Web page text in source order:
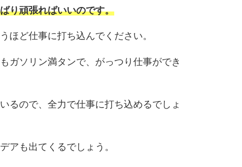
り頑張ればいいのです。
ほど仕事に打ち込んでください。
ガソリン満タンで、がっつり仕事ができ
るので、全力で仕事に打ち込めるでしょ
アも出てくるでしょう。